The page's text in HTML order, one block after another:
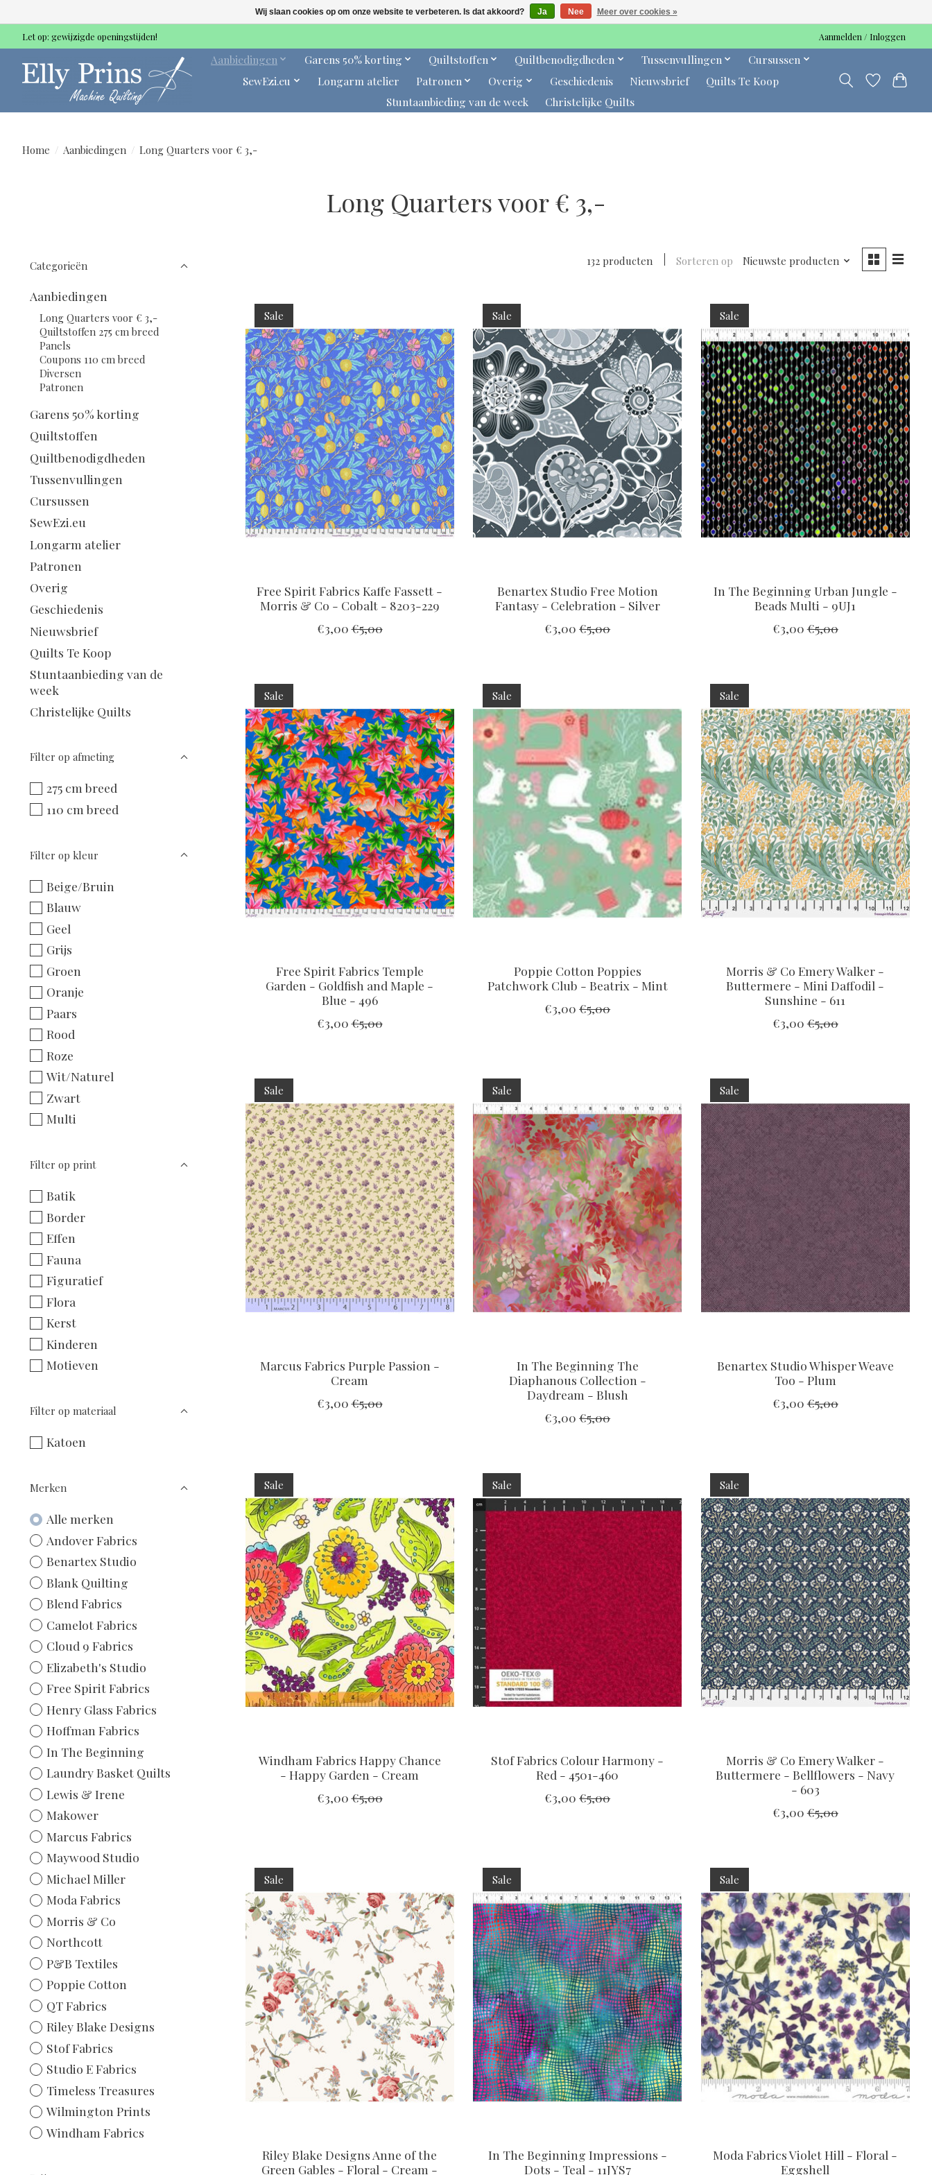
Let op: gewijzigde openingstijden! Aanmelden / Inloggen
Aanbiedingen Garens 50% korting Quiltstoffen Quiltbenodigdheden Tussenvullingen
Cursussen
SewEzi.eu
Longarm atelier Patronen Overig Geschiedenis Nieuwsbrief
Quilts Te Koop
Stuntaanbieding van de week
Christelijke Quilts
Home / Aanbiedingen / Long Quarters voor € 3,-
Long Quarters voor € 3,-
Categorieën
Aanbiedingen
Long Quarters voor € 3,-
Quiltstoffen 275 cm breed
Panels
Coupons 110 cm breed
Diversen
Patronen
Garens 50% korting
Quiltstoffen
Quiltbenodigdheden
Tussenvullingen
Cursussen
SewEzi.eu
Longarm atelier
Patronen
Overig
Geschiedenis
Nieuwsbrief
Quilts Te Koop
Stuntaanbieding van de
week
Christelijke Quilts
Filter op afmeting
275 cm breed
110 cm breed
Filter op kleur
Beige/Bruin
Blauw
Geel
Grijs
Groen
Oranje
Paars
Rood
Roze
Wit/Naturel
Zwart
Multi
Filter op print
Batik
Border
Effen
Fauna
Figuratief
Flora
Kerst
Kinderen
Motieven
Filter op materiaal
Katoen
Merken
Alle merken
Andover Fabrics
Benartex Studio
Blank Quilting
Blend Fabrics
Camelot Fabrics
Cloud 9 Fabrics
Elizabeth's Studio
Free Spirit Fabrics
Henry Glass Fabrics
Hoffman Fabrics
In The Beginning
Laundry Basket Quilts
Lewis & Irene
Makower
Marcus Fabrics
Maywood Studio
Michael Miller
Moda Fabrics
Morris & Co
Northcott
P&B Textiles
Poppie Cotton
QT Fabrics
Riley Blake Designs
Stof Fabrics
Studio E Fabrics
Timeless Treasures
Wilmington Prints
Windham Fabrics
132 producten Sorteren op Nieuwste producten
Sale
Free Spirit Fabrics Kaffe Fassett -
Morris & Co - Cobalt - 8203-229
€3,00€5,00
Sale
Benartex Studio Free Motion
Fantasy - Celebration - Silver
€3,00 €5,00
Sale
In The Beginning Urban Jungle -
Beads Multi - 9UJ1
€3,00 €5,00
Sale
Free Spirit Fabrics Temple
Garden - Goldfish and Maple -
Blue - 496
€3,00€5,00
Sale
Poppie Cotton Poppies
Patchwork Club - Beatrix - Mint
€3,00 €5,00
Sale
Morris & Co Emery Walker -
Buttermere - Mini Daffodil -
Sunshine - 611
€3,00 €5,00
Sale
Marcus Fabrics Purple Passion -
Cream
€3,00€5,00
Sale
In The Beginning The
Diaphanous Collection -
Daydream - Blush
€3,00 €5,00
Sale
Benartex Studio Whisper Weave
Too - Plum
€3,00 €5,00
Sale
Windham Fabrics Happy Chance
- Happy Garden - Cream
€3,00€5,00
Sale
Stof Fabrics Colour Harmony -
Red - 4501-460
€3,00 €5,00
Sale
Morris & Co Emery Walker -
Buttermere - Bellflowers - Navy
- 603
€3,00 €5,00
Sale
Riley Blake Designs Anne of the
Green Gables - Floral - Cream -
Sale
In The Beginning Impressions -
Dots - Teal - 11JYS7
Sale
Moda Fabrics Violet Hill - Floral -
Eggshell
Wij slaan cookies op om onze website te verbeteren. Is dat akkoord? Ja Nee Meer over cookies »